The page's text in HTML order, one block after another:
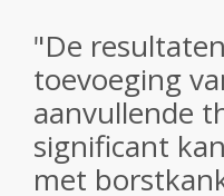
"De
toevoeging
aanvullende
significant
met